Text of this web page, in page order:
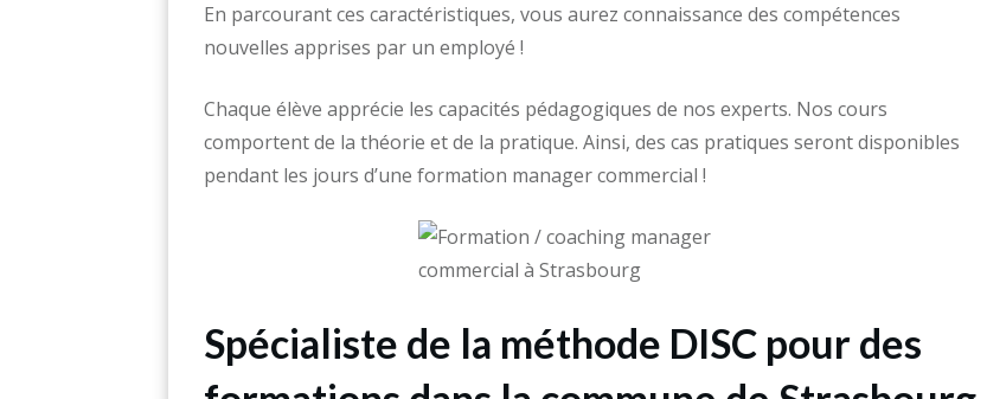
En parcourant ces caractéristiques, vous aurez connaissance des compétences
nouvelles apprises par un employé !
Chaque élève apprécie les capacités pédagogiques de nos experts. Nos cours
comportent de la théorie et de la pratique. Ainsi, des cas pratiques seront disponibles
pendant les jours d’une formation manager commercial !
Spécialiste de la méthode DISC pour des